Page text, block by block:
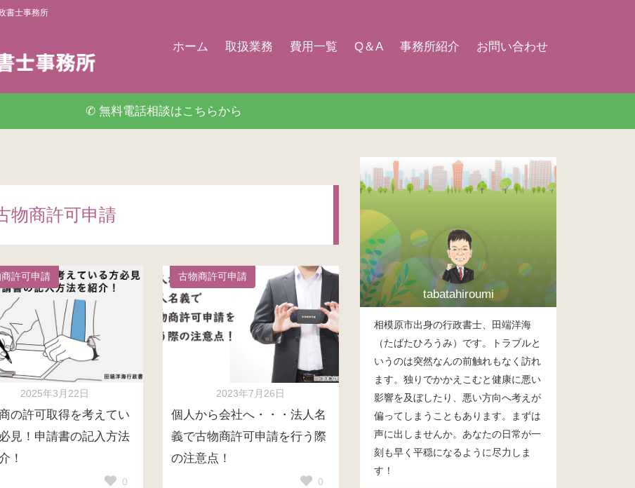
書士事務所
ホーム 取扱業務 費用一覧 Q＆A 事務所紹介 お問い合わせ
✆ 無料電話相談はこちらから
物商許可申請
許可申請
2025年3月22日
の許可取得を考えてい
見！申請書の記入方法
！
0
古物商許可申請
2023年7月26日
個人から会社へ・・・法人名
義で古物商許可申請を行う際
の注意点！
0
tabatahiroumi
相模原市出身の行政書士、田端洋海
（たばたひろうみ）です。トラブルと
いうのは突然なんの前触れもなく訪れ
ます。独りでかかえこむと健康に悪い
影響を及ぼしたり、悪い方向へ考えが
偏ってしまうこともあります。まずは
声に出しませんか。あなたの日常が一
刻も早く平穏になるように尽力しま
す！